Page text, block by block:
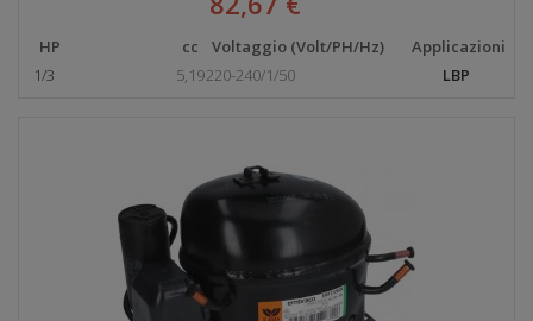
HP cc Voltaggio (Volt/PH/Hz)
Applicazioni
1/3
5,19220-240/1/50 LBP